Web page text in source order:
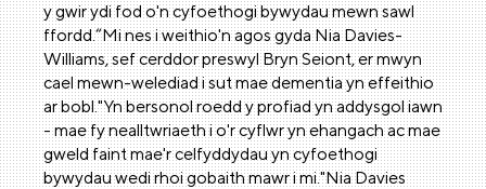
y gwir ydi fod o'n cyfoethogi bywydau mewn sawl
ffordd.“Mi nes i weithio'n agos gyda Nia Davies-
Williams, sef cerddor preswyl Bryn Seiont, er mwyn
cael mewn-welediad i sut mae dementia yn effeithio
ar bobl."Yn bersonol roedd y profiad yn addysgol iawn
- mae fy nealltwriaeth i o'r cyflwr yn ehangach ac mae
gweld faint mae'r celfyddydau yn cyfoethogi
bywydau wedi rhoi gobaith mawr i mi."Nia Davies